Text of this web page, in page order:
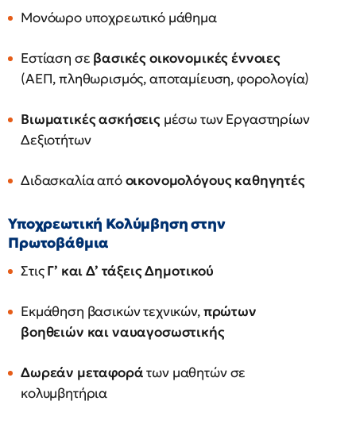
Μονόωρο υποχρεωτικό μάθημα
Εστίαση σε βασικές οικονομικές έννοιες
(ΑΕΠ, πληθωρισμός, αποταμίευση, φορολογία)
Βιωματικές ασκήσειςμέσω των Εργαστηρίων
Δεξιοτήτων
Διδασκαλία απόοικονομολόγους καθηγητές
Υποχρεωτική Κολύμβηση στην
Πρωτοβάθμια
ΣτιςΓ’ και Δ’ τάξεις Δημοτικού
Εκμάθηση βασικών τεχνικών,πρώτων
βοηθειών και ναυαγοσωστικής
Δωρεάν μεταφοράτων μαθητών σε
κολυμβητήρια